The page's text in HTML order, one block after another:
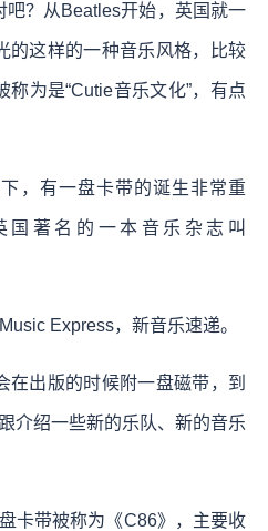
吧？从Beatles开始，英国就一
的这样的一种音乐风格，比较
为是“Cutie音乐文化”，有点
，有一盘卡带的诞生非常重
国著名的一本音乐杂志叫
Express，新音乐速递。
在出版的时候附一盘磁带，到
介绍一些新的乐队、新的音乐
卡带被称为《C86》，主要收